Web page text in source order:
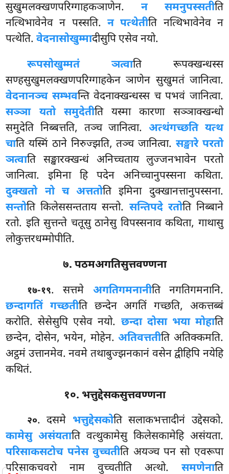
सुखुमलक्खणपरिग्गाहकञाणेन. न समनुपस्सतीति
नत्थिभावेनेव न पस्सति. न पत्थेतीति नत्थिभावेनेव न
पत्थेति.वेदनासोखुम्मादीसुपि एसेव नयो.
रूपसोखुम्मतं ञत्वाति रूपक्खन्धस्स
सण्हसुखुमलक्खणपरिग्गाहकेन ञाणेन सुखुमतं जानित्वा.
वेदनानञ्च सम्भवन्ति वेदनाक्खन्धस्स च पभवं जानित्वा.
सञ्ञा यतो समुदेतीति यस्मा कारणा सञ्ञाक्खन्धो
समुदेति निब्बत्तति, तञ्च जानित्वा.अत्थंगच्छति यत्थ
चाति यस्मिं ठाने निरुज्झति, तञ्च जानित्वा. सङ्खारे परतो
ञत्वाति सङ्खारक्खन्धं अनिच्चताय लुज्जनभावेन परतो
जानित्वा. इमिना हि पदेन अनिच्चानुपस्सना कथिता.
दुक्खतो नो च अत्ततोति इमिना दुक्खानत्तानुपस्सना.
सन्तोति किलेससन्तताय सन्तो. सन्तिपदे रतोति निब्बाने
रतो. इति सुत्तन्ते चतूसु ठानेसु विपस्सनाव कथिता, गाथासु
लोकुत्तरधम्मोपीति.
७. पठमअगतिसुत्तवण्णना
१७-१९. सत्तमे अगतिगमनानीति नगतिगमनानि.
छन्दागतिं गच्छतीति छन्देन अगतिं गच्छति, अकत्तब्बं
करोति. सेसेसुपि एसेव नयो. छन्दा दोसा भया मोहाति
छन्देन, दोसेन, भयेन, मोहेन.अतिवत्ततीति अतिक्कमति.
अट्ठमं उत्तानमेव. नवमे तथाबुज्झनकानं वसेन द्वीहिपि नयेहि
कथितं.
१०. भत्तुद्देसकसुत्तवण्णना
२०. दसमे भत्तुद्देसकोति सलाकभत्तादीनं उद्देसको.
कामेसु असंयताति वत्थुकामेसु किलेसकामेहि असंयता.
परिसाकसटोच पनेस वुच्चतीति अयञ्च पन सो एवरूपा
परिसाकचवरो नाम वुच्चतीति अत्थो. समणेनाति